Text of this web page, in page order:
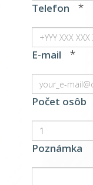
Telefon *
E-mail *
Počet osôb
Poznámka